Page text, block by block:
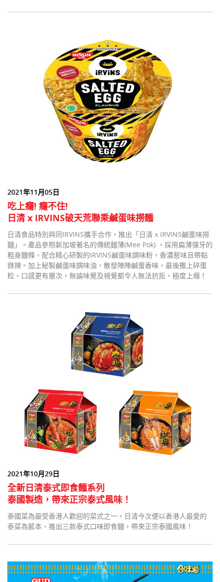
2021年11月05日
吃上癮! 癮不住!
日清 x IRVINS破天荒聯乘鹹蛋味撈麵
日清食品特別與同IRVINS攜手合作，推出「日清 x IRVINS鹹蛋味撈
麵」。產品參照新加坡著名的傳統麵薄(Mee Pok) ，採用扁薄彈牙的
粗身麵條，配合精心研製的IRVINS鹹蛋味調味粉，香濃惹味且帶點
微辣。加上秘製鹹蛋味調味油，散發陣陣鹹蛋香味，最後撒上碎蛋
粒，口感更有層次，無論味覺及視覺都令人無法抗拒，極度上癮！
2021年10月29日
全新日清泰式即食麵系列
泰國製造，帶來正宗泰式風味！
泰國菜為最受香港人歡迎的菜式之一。日清今次便以香港人最愛的
泰菜為藍本，推出三款泰式口味即食麵，帶來正宗泰國風味！